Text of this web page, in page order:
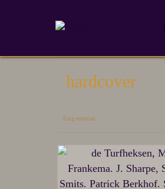
hardcover
Enig resultaat